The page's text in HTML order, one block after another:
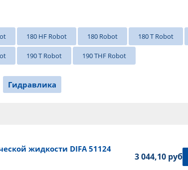
180 HF Robot 180 Robot 180 T Robot
190 T Robot 190 THF Robot
Гидравлика
жидкости DIFA 51124
3 044,10 руб.